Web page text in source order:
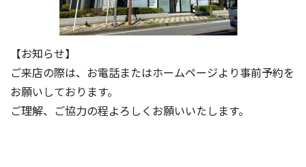
【お知らせ】
ご来店の際は、お電話またはホームページより事前予約を
お願いしております。
ご理解、ご協力の程よろしくお願いいたします。